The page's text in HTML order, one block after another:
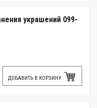
украшений 099-
ДОБАВИТЬ В КОРЗИНУ